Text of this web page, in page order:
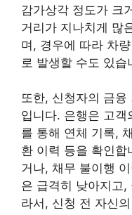
감가상각 정도가 크
거리가 지나치게 많
며, 경우에 따라 차
로 발생할 수도 있습
또한, 신청자의 금
입니다. 은행은 고객
를 통해 연체 기록,
환 이력 등을 확인합
거나, 채무 불이행
은 급격히 낮아지고
라서, 신청 전 자신